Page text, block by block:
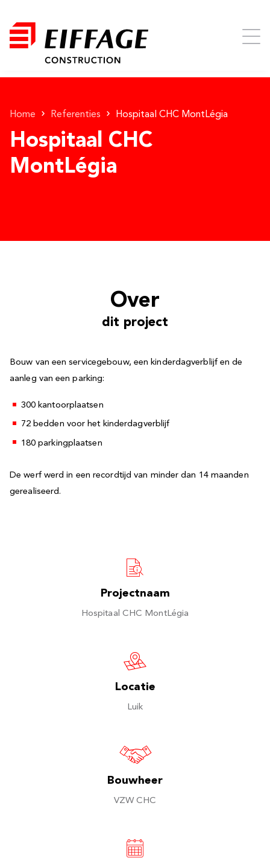
Home Referenties Hospitaal CHC MontLégia
Hospitaal CHC
MontLégia
Over
dit project
Bouw van een servicegebouw, een kinderdagverblijf en de
aanleg van een parking:
300 kantoorplaatsen
72 bedden voor het kinderdagverblijf
180 parkingplaatsen
De werf werd in een recordtijd van minder dan 14 maanden
gerealiseerd.
Projectnaam
Hospitaal CHC MontLégia
Locatie
Luik
Bouwheer
VZW CHC